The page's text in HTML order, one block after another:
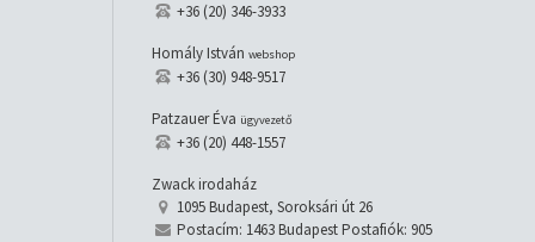
+36 (20) 346-3933
Homály István webshop
+36 (30) 948-9517
Patzauer Éva ügyvezető
+36 (20) 448-1557
Zwack irodaház
1095 Budapest, Soroksári út 26
Postacím: 1463 Budapest Postafiók: 905